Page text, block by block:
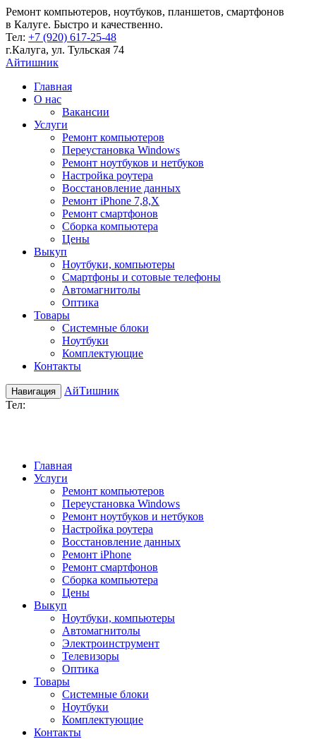
Ремонт компьютеров, ноутбуков, планшетов, смартфонов
в Калуге. Быстро и качественно.
Teл: +7 (920) 617-25-48
г.Калуга, ул. Тульская 74
Айтишник
Главная
О нас
Вакансии
Услуги
Ремонт компьютеров
Переустановка Windows
Ремонт ноутбуков и нетбуков
Настройка роутера
Восстановление данных
Ремонт iPhone 7,8,X
Ремонт смартфонов
Сборка компьютера
Цены
Выкуп
Ноутбуки, компьютеры
Смартфоны и сотовые телефоны
Автомагнитолы
Оптика
Товары
Системные блоки
Ноутбуки
Комплектующие
Контакты
Навигация
АйТишник
Teл:
Главная
Услуги
Ремонт компьютеров
Переустановка Windows
Ремонт ноутбуков и нетбуков
Настройка роутера
Восстановление данных
Ремонт iPhone
Ремонт смартфонов
Сборка компьютера
Цены
Выкуп
Ноутбуки, компьютеры
Автомагнитолы
Электроинструмент
Телевизоры
Оптика
Товары
Системные блоки
Ноутбуки
Комплектующие
Контакты